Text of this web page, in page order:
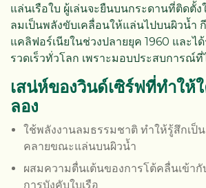
แล่นเรือใบ ผู้เล่นจะยืนบนกระดานที่ติดตั้ง
ลมเป็นพลังขับเคลื่อนให้แล่นไปบนผิวน้ำ
แคลิฟอร์เนียในช่วงปลายยุค 1960 และไ
รวดเร็วทั่วโลก เพราะมอบประสบการณ์
เสน่ห์ของวินด์เซิร์ฟที่ทำให้
ลอง
ใช้พลังงานลมธรรมชาติ ทำให้รู้สึกเป็
คลายขณะแล่นบนผิวน้ำ
ผสมความตื่นเต้นของการโต้คลื่นเข้า
การบังคับใบเรือ